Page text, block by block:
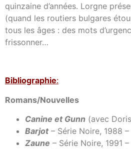
quinzaine d’années. Lorgne
(quand les routiers bulgares
tous les âges : des mots
frissonner…
Bibliographie:
Romans/Nouvelles
Canine et Gunn (avec
Barjot– Série Noire, 1988 –
Zaune – Série Noire, 1991